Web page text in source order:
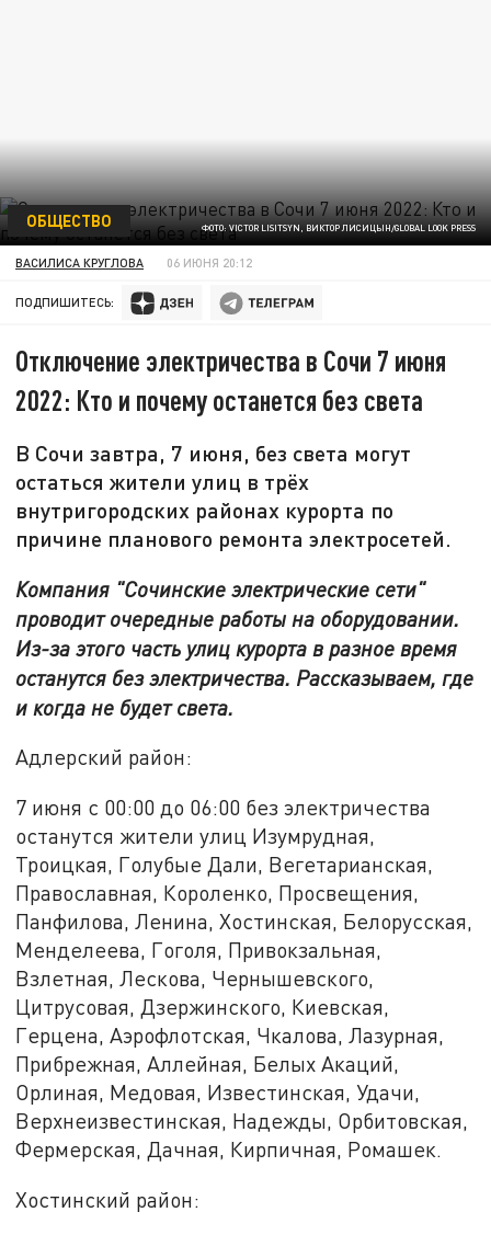
ФОТО: VICTOR LISITSYN, ВИКТОР ЛИСИЦЫН/GLOBAL LOOK PRESS
ОБЩЕСТВО
ВАСИЛИСА КРУГЛОВА 06 ИЮНЯ 20:12
ПОДПИШИТЕСЬ:
Отключение электричества в Сочи 7 июня
2022: Кто и почему останется без света
В Сочи завтра, 7 июня, без света могут
остаться жители улиц в трёх
внутригородских районах курорта по
причине планового ремонта электросетей.
Компания "Сочинские электрические сети"
проводит очередные работы на оборудовании.
Из-за этого часть улиц курорта в разное время
останутся без электричества. Рассказываем, где
и когда не будет света.
Адлерский район:
7 июня с 00:00 до 06:00 без электричества
останутся жители улиц Изумрудная,
Троицкая, Голубые Дали, Вегетарианская,
Православная, Короленко, Просвещения,
Панфилова, Ленина, Хостинская, Белорусская,
Менделеева, Гоголя, Привокзальная,
Взлетная, Лескова, Чернышевского,
Цитрусовая, Дзержинского, Киевская,
Герцена, Аэрофлотская, Чкалова, Лазурная,
Прибрежная, Аллейная, Белых Акаций,
Орлиная, Медовая, Известинская, Удачи,
Верхнеизвестинская, Надежды, Орбитовская,
Фермерская, Дачная, Кирпичная, Ромашек.
Хостинский район: